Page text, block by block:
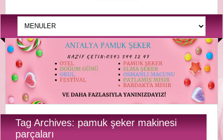
Tag Archives: pamuk şeker makinesi
parçaları